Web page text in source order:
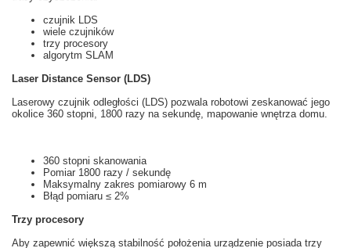
czujnik LDS
wiele czujników
trzy procesory
algorytm SLAM
Laser Distance Sensor (LDS)
Laserowy czujnik odległości (LDS) pozwala robotowi zeskanować jego
okolice 360 stopni, 1800 razy na sekundę, mapowanie wnętrza domu.
360 stopni skanowania
Pomiar 1800 razy / sekundę
Maksymalny zakres pomiarowy 6 m
Błąd pomiaru ≤ 2%
Trzy procesory
Aby zapewnić większą stabilność położeniaurządzenie posiada trzy